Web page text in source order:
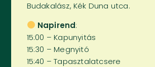
Budakalász, Kék Duna utca.
Napirend:
15:00 – Kapunyitás
15:30 – Megnyitó
15:40 – Tapasztalatcsere